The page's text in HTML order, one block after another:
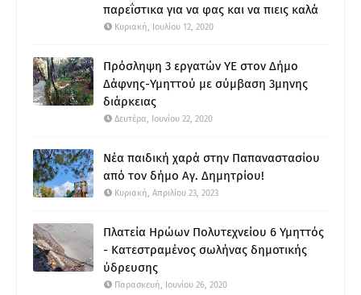
παρεΐστικα για να φας και να πιεις καλά
Κυριακή, Ιουλίου 12, 2020
Πρόσληψη 3 εργατών ΥΕ στον Δήμο
Δάφνης-Υμηττού με σύμβαση 3μηνης
διάρκειας
Δευτέρα, Ιουνίου 22, 2020
Νέα παιδική χαρά στην Παπαναστασίου
από τον δήμο Αγ. Δημητρίου!
Κυριακή, Απριλίου 23, 2023
Πλατεία Ηρώων Πολυτεχνείου 6 Υμηττός
- Κατεστραμένος σωλήνας δημοτικής
ύδρευσης
Παρασκευή, Ιουνίου 26, 2020